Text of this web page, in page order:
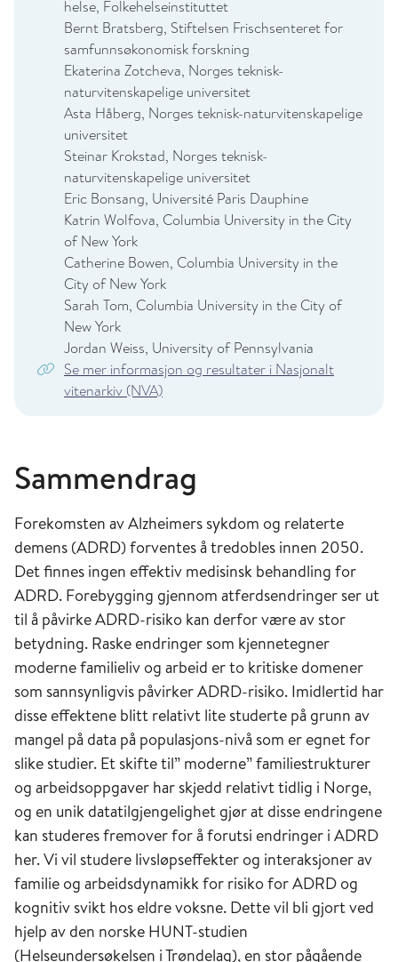
helse, Folkehelseinstituttet
Bernt Bratsberg, Stiftelsen Frischsenteret for
samfunnsøkonomisk forskning
Ekaterina Zotcheva, Norges teknisk-
naturvitenskapelige universitet
Asta Håberg, Norges teknisk-naturvitenskapelige
universitet
Steinar Krokstad, Norges teknisk-
naturvitenskapelige universitet
Eric Bonsang, Université Paris Dauphine
Katrin Wolfova, Columbia University in the City
of New York
Catherine Bowen, Columbia University in the
City of New York
Sarah Tom, Columbia University in the City of
New York
Jordan Weiss, University of Pennsylvania
Se mer informasjon og resultater i Nasjonalt
vitenarkiv (NVA)
Sammendrag
Forekomsten av Alzheimers sykdom og relaterte
demens (ADRD) forventes å tredobles innen 2050.
Det finnes ingen effektiv medisinsk behandling for
ADRD. Forebygging gjennom atferdsendringer ser ut
til å påvirke ADRD-risiko kan derfor være av stor
betydning. Raske endringer som kjennetegner
moderne familieliv og arbeid er to kritiske domener
som sannsynligvis påvirker ADRD-risiko. Imidlertid har
disse effektene blitt relativt lite studerte på grunn av
mangel på data på populasjons-nivå som er egnet for
slike studier. Et skifte til” moderne” familiestrukturer
og arbeidsoppgaver har skjedd relativt tidlig i Norge,
og en unik datatilgjengelighet gjør at disse endringene
kan studeres fremover for å forutsi endringer i ADRD
her. Vi vil studere livsløpseffekter og interaksjoner av
familie og arbeidsdynamikk for risiko for ADRD og
kognitiv svikt hos eldre voksne. Dette vil bli gjort ved
hjelp av den norske HUNT-studien
(Helseundersøkelsen i Trøndelag), en stor pågående